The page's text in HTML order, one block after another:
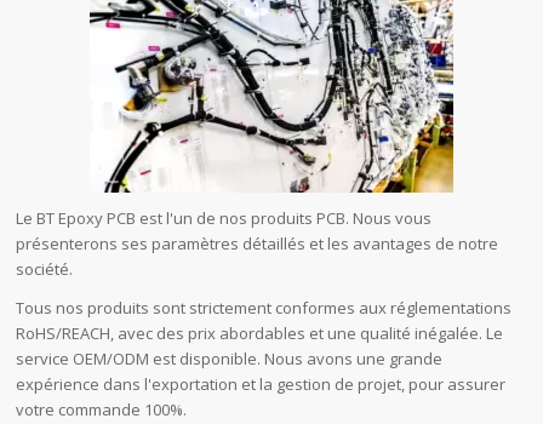
Le BT Epoxy PCB est l'un de nos produits PCB. Nous vous
présenterons ses paramètres détaillés et les avantages de notre
société.
Tous nos produits sont strictement conformes aux réglementations
RoHS/REACH, avec des prix abordables et une qualité inégalée. Le
service OEM/ODM est disponible. Nous avons une grande
expérience dans l'exportation et la gestion de projet, pour assurer
votre commande 100%.